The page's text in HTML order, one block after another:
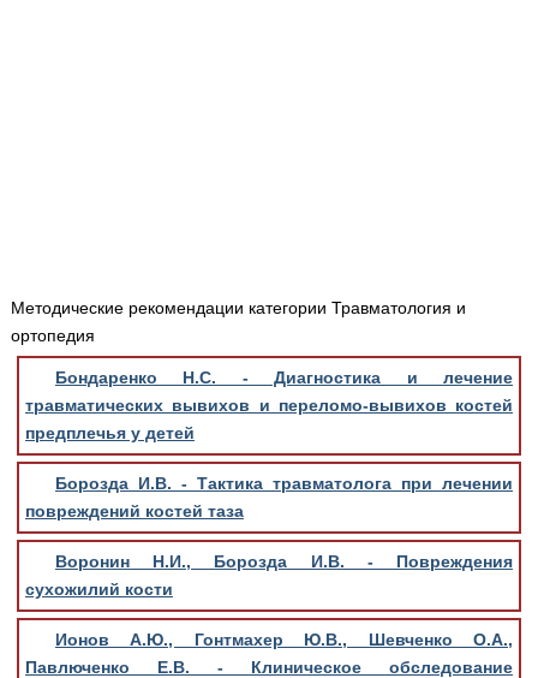
Методические рекомендации категории Травматология и
ортопедия
Бондаренко Н.С. - Диагностика и лечение
травматических вывихов и переломо-вывихов костей
предплечья у детей
Борозда И.В. - Тактика травматолога при лечении
повреждений костей таза
Воронин Н.И., Борозда И.В. - Повреждения
сухожилий кости
Ионов А.Ю., Гонтмахер Ю.В., Шевченко О.А.,
Павлюченко Е.В. - Клиническое обследование